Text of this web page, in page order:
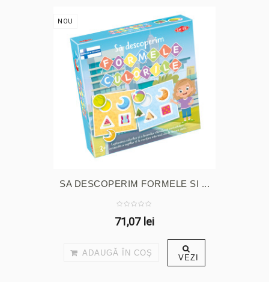
NOU
SA DESCOPERIM FORMELE SI ...
71,07 lei
ADAUGĂ ÎN COŞ VEZI